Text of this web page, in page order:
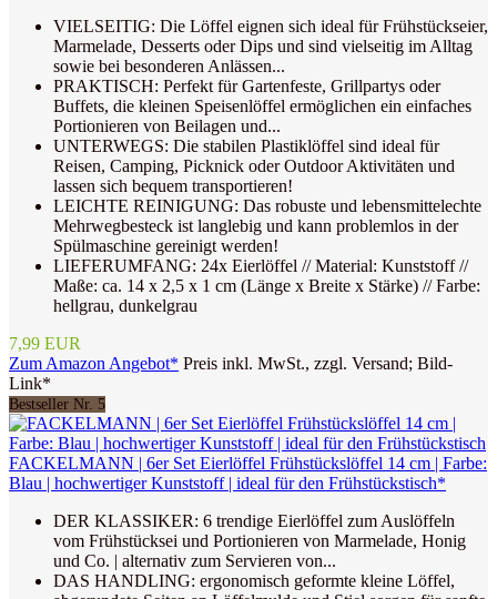
VIELSEITIG: Die Löffel eignen sich ideal für Frühstückseier,
Marmelade, Desserts oder Dips und sind vielseitig im Alltag
sowie bei besonderen Anlässen...
PRAKTISCH: Perfekt für Gartenfeste, Grillpartys oder
Buffets, die kleinen Speisenlöffel ermöglichen ein einfaches
Portionieren von Beilagen und...
UNTERWEGS: Die stabilen Plastiklöffel sind ideal für
Reisen, Camping, Picknick oder Outdoor Aktivitäten und
lassen sich bequem transportieren!
LEICHTE REINIGUNG: Das robuste und lebensmittelechte
Mehrwegbesteck ist langlebig und kann problemlos in der
Spülmaschine gereinigt werden!
LIEFERUMFANG: 24x Eierlöffel // Material: Kunststoff //
Maße: ca. 14 x 2,5 x 1 cm (Länge x Breite x Stärke) // Farbe:
hellgrau, dunkelgrau
7,99 EUR
Zum Amazon Angebot* Preis inkl. MwSt., zzgl. Versand; Bild-
Link*
Bestseller Nr. 5
FACKELMANN | 6er Set Eierlöffel Frühstückslöffel 14 cm | Farbe:
Blau | hochwertiger Kunststoff | ideal für den Frühstückstisch*
DER KLASSIKER: 6 trendige Eierlöffel zum Auslöffeln
vom Frühstücksei und Portionieren von Marmelade, Honig
und Co. | alternativ zum Servieren von...
DAS HANDLING: ergonomisch geformte kleine Löffel,